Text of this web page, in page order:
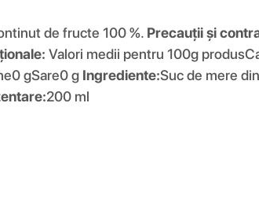
de fructe 100 %. Precauții și
Valori medii pentru 100g
gSare0 g Ingrediente:Suc de mere
200 ml